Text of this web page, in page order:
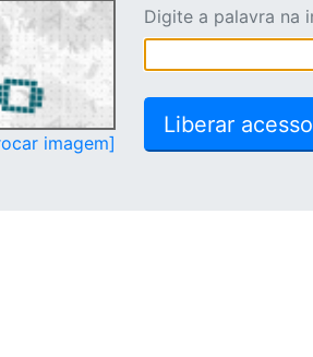
imagem]
Digite a palavra na